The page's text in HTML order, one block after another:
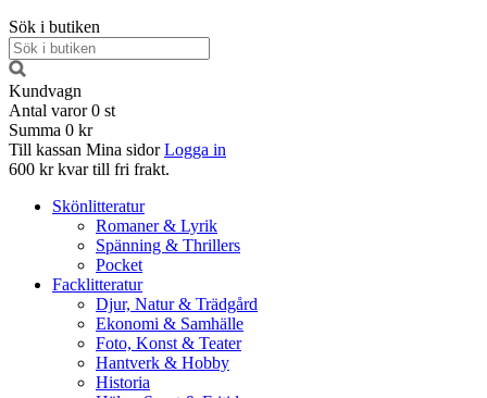
Sök i butiken
Kundvagn
Antal varor 0 st
Summa 0 kr
Till kassan Mina sidor Logga in
600 kr kvar till fri frakt.
Skönlitteratur
Romaner & Lyrik
Spänning & Thrillers
Pocket
Facklitteratur
Djur, Natur & Trädgård
Ekonomi & Samhälle
Foto, Konst & Teater
Hantverk & Hobby
Historia